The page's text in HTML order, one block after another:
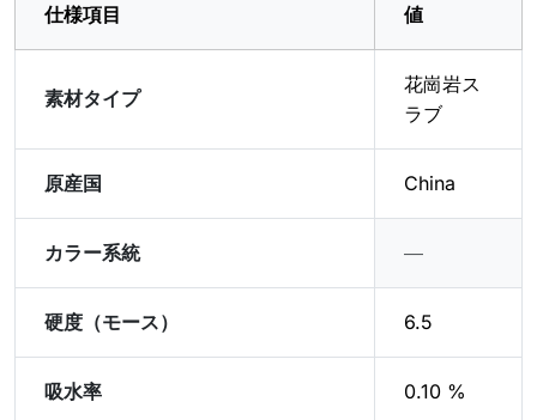
仕様項目 値
素材タイプ
花崗岩ス
ラブ
原産国 China
カラー系統 ―
硬度（モース） 6.5
吸水率 0.10 %